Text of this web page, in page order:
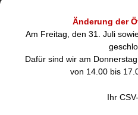
Änderung der
Am Freitag, den 31. Juli
Dafür sind wir am
von 14.00 bis
Ihr
DIESE ARTIKEL
AUCH